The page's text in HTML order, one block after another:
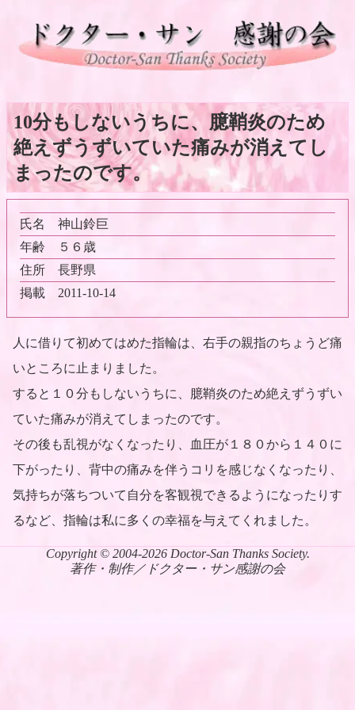
10分もしないうちに、臆鞘炎のため
絶えずうずいていた痛みが消えてし
まったのです。
氏名
神山鈴巨
年齢
５６歳
住所
長野県
掲載
2011-10-14
人に借りて初めてはめた指輪は、右手の親指のちょうど痛
いところに止まりました。
すると１０分もしないうちに、臆鞘炎のため絶えずうずい
ていた痛みが消えてしまったのです。
その後も乱視がなくなったり、血圧が１８０から１４０に
下がったり、背中の痛みを伴うコリを感じなくなったり、
気持ちが落ちついて自分を客観視できるようになったりす
るなど、指輪は私に多くの幸福を与えてくれました。
Copyright © 2004-2026 Doctor-San Thanks Society.
著作・制作／ドクター・サン感謝の会